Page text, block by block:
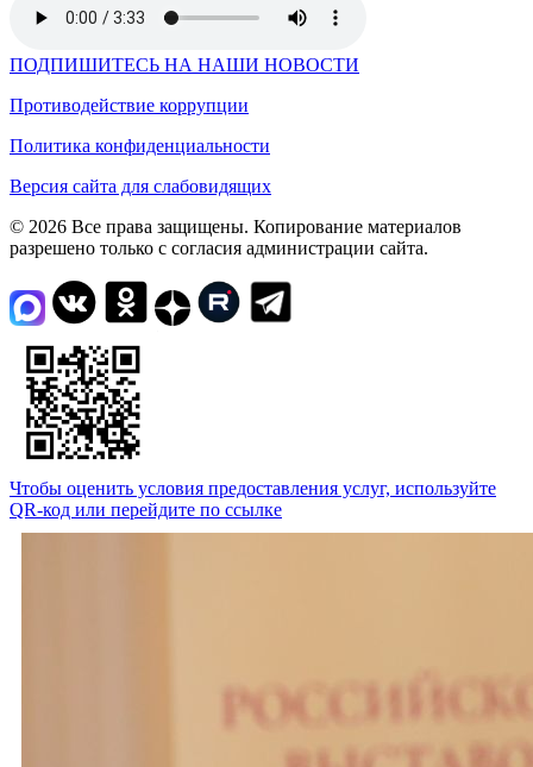
ПОДПИШИТЕСЬ НА НАШИ НОВОСТИ
Противодействие коррупции
Политика конфиденциальности
Версия сайта для слабовидящих
© 2026 Все права защищены. Копирование материалов
разрешено только с согласия администрации сайта.
Чтобы оценить условия предоставления услуг, используйте
QR-код или перейдите по ссылке